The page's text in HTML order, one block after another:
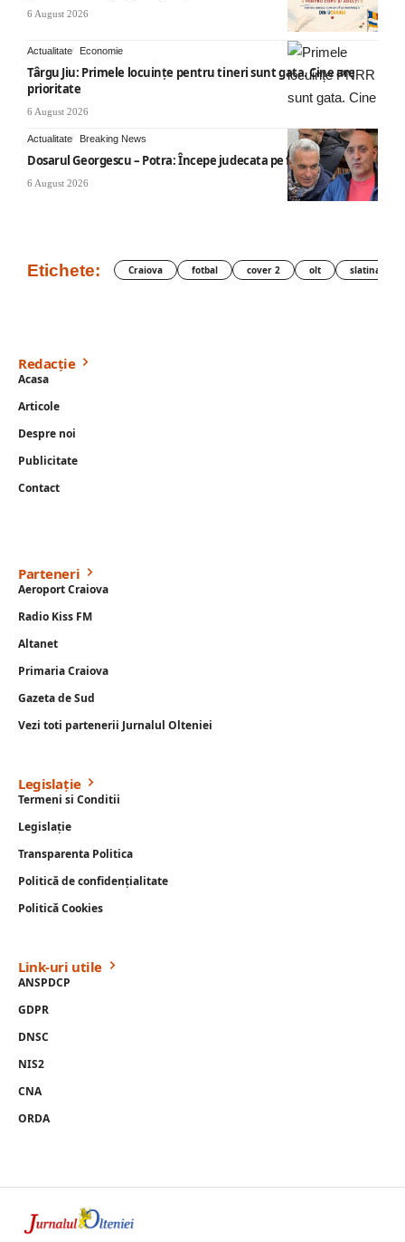
6 August 2026
Actualitate Economie
Târgu Jiu: Primele locuințe pentru tineri sunt gata. Cine are
prioritate
6 August 2026
Actualitate Breaking News
Dosarul Georgescu – Potra: Începe judecata pe fond
6 August 2026
Etichete: Craiova fotbal cover 2 olt slatina
Redacție
Acasa
Articole
Despre noi
Publicitate
Contact
Parteneri
Aeroport Craiova
Radio Kiss FM
Altanet
Primaria Craiova
Gazeta de Sud
Vezi toti partenerii Jurnalul Olteniei
Legislație
Termeni si Conditii
Legislație
Transparenta Politica
Politică de confidențialitate
Politică Cookies
Link-uri utile
ANSPDCP
GDPR
DNSC
NIS2
CNA
ORDA